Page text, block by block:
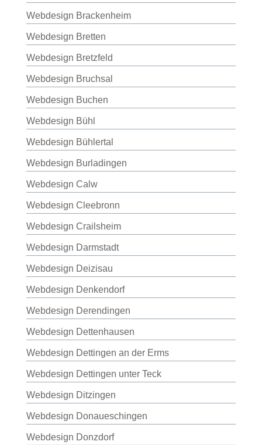
Webdesign Brackenheim
Webdesign Bretten
Webdesign Bretzfeld
Webdesign Bruchsal
Webdesign Buchen
Webdesign Bühl
Webdesign Bühlertal
Webdesign Burladingen
Webdesign Calw
Webdesign Cleebronn
Webdesign Crailsheim
Webdesign Darmstadt
Webdesign Deizisau
Webdesign Denkendorf
Webdesign Derendingen
Webdesign Dettenhausen
Webdesign Dettingen an der Erms
Webdesign Dettingen unter Teck
Webdesign Ditzingen
Webdesign Donaueschingen
Webdesign Donzdorf